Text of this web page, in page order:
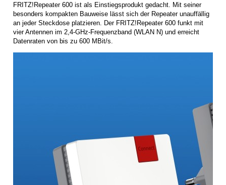
FRITZ!Repeater 600 ist als Einstiegsprodukt gedacht. Mit seiner
besonders kompakten Bauweise lässt sich der Repeater unauffällig
an jeder Steckdose platzieren. Der FRITZ!Repeater 600 funkt mit
vier Antennen im 2,4-GHz-Frequenzband (WLAN N) und erreicht
Datenraten von bis zu 600 MBit/s.